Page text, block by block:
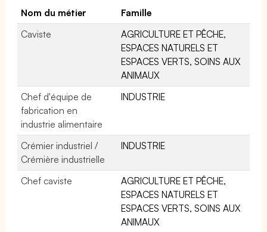
Nom du métier
Famille
Caviste
AGRICULTURE ET PÊCHE,
ESPACES NATURELS ET
ESPACES VERTS, SOINS AUX
ANIMAUX
Chef d'équipe de
fabrication en
industrie alimentaire
INDUSTRIE
Crémier industriel /
Crémière industrielle
INDUSTRIE
Chef caviste
AGRICULTURE ET PÊCHE,
ESPACES NATURELS ET
ESPACES VERTS, SOINS AUX
ANIMAUX